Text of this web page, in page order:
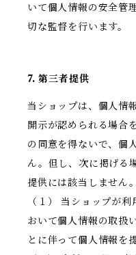
いて個人情報の安全管
切な監督を行います。
7. 第三者提供
当ショップは、個人情
開示が認められる場合
の同意を得ないで、個
ん。但し、次に掲げる
提供には該当しません。
（１） 当ショップが
おいて個人情報の取扱
とに伴って個人情報を